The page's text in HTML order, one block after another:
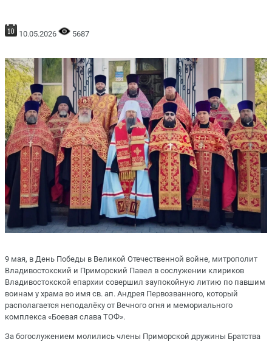
10.05.2026 5687
9 мая, в День Победы в Великой Отечественной войне, митрополит
Владивостокский и Приморский Павел в сослужении клириков
Владивостокской епархии совершил заупокойную литию по павшим
воинам у храма во имя св. ап. Андрея Первозванного, который
располагается неподалёку от Вечного огня и мемориального
комплекса «Боевая слава ТОФ».
За богослужением молились члены Приморской дружины Братства